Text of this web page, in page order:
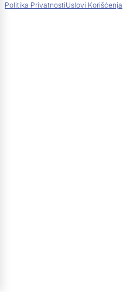
Politika PrivatnostiUslovi Korišćenja